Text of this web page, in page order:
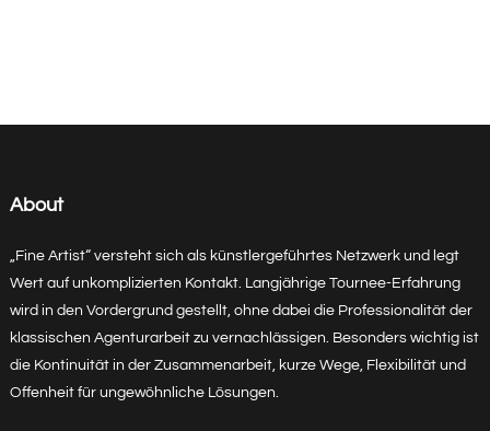
About
„Fine Artist“ versteht sich als künstlergeführtes Netzwerk und legt
Wert auf unkomplizierten Kontakt. Langjährige Tournee-Erfahrung
wird in den Vordergrund gestellt, ohne dabei die Professionalität der
klassischen Agenturarbeit zu vernachlässigen. Besonders wichtig ist
die Kontinuität in der Zusammenarbeit, kurze Wege, Flexibilität und
Offenheit für ungewöhnliche Lösungen.